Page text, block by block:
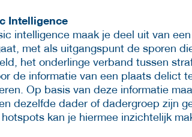
Intelligence
intelligence maak je deel uit van
met als uitgangspunt de sporen
het onderlinge verband tussen
de informatie van een plaats delict
Op basis van deze informatie
dezelfde dader of dadergroep zijn
kan je hiermee inzichtelijk